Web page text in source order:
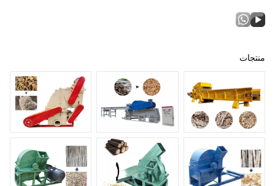
منتجات